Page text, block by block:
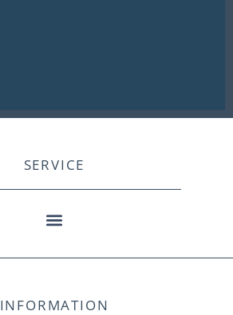
SERVICE
INFORMATION